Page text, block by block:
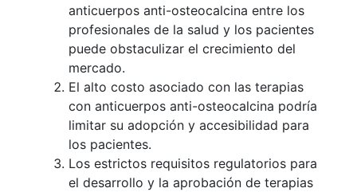
anticuerpos anti-osteocalcina entre los
profesionales de la salud y los pacientes
puede obstaculizar el crecimiento del
mercado.
El alto costo asociado con las terapias
con anticuerpos anti-osteocalcina podría
limitar su adopción y accesibilidad para
los pacientes.
Los estrictos requisitos regulatorios para
el desarrollo y la aprobación de terapias